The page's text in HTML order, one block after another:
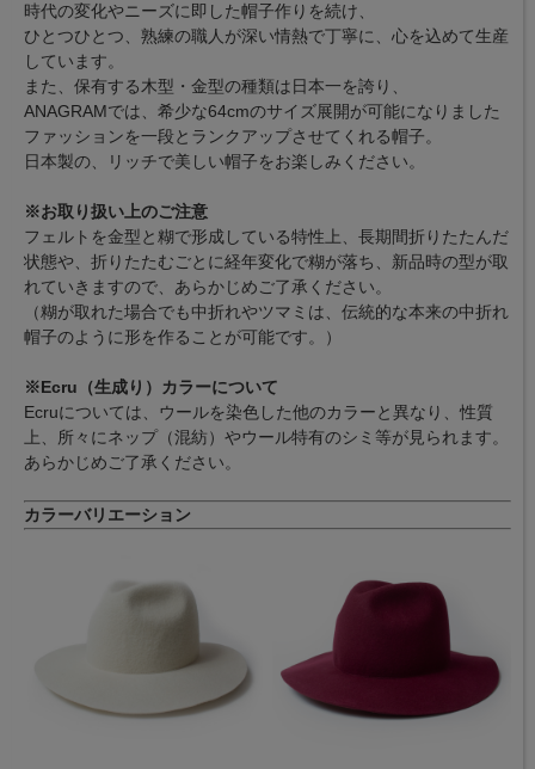
時代の変化やニーズに即した帽子作りを続け、
ひとつひとつ、熟練の職人が深い情熱で丁寧に、心を込めて生産
しています。
また、保有する木型・金型の種類は日本一を誇り、
ANAGRAMでは、希少な64cmのサイズ展開が可能になりました
ファッションを一段とランクアップさせてくれる帽子。
日本製の、リッチで美しい帽子をお楽しみください。
※お取り扱い上のご注意
フェルトを金型と糊で形成している特性上、長期間折りたたんだ
状態や、折りたたむごとに経年変化で糊が落ち、新品時の型が取
れていきますので、あらかじめご了承ください。
（糊が取れた場合でも中折れやツマミは、伝統的な本来の中折れ
帽子のように形を作ることが可能です。）
※Ecru（生成り）カラーについて
Ecruについては、ウールを染色した他のカラーと異なり、性質
上、所々にネップ（混紡）やウール特有のシミ等が見られます。
あらかじめご了承ください。
カラーバリエーション